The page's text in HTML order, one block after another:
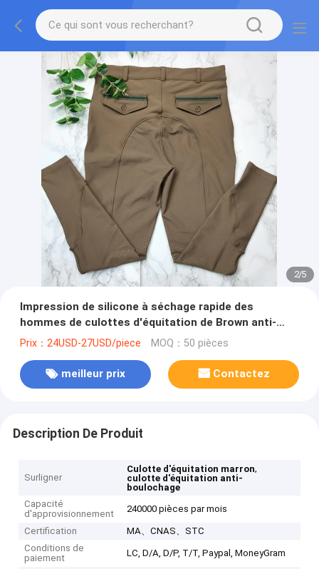
2/5
Impression de silicone à séchage rapide des
hommes de culottes d'équitation de Brown anti-
boulochage
Prix：24USD-27USD/piece MOQ：50 pièces
meilleur prix Contactez
Description De Produit
Surligner
Culotte d'équitation marron,
culotte d'équitation anti-
boulochage
Capacité
d'approvisionnement
240000 pièces par mois
Certification
MA、CNAS、STC
Conditions de
paiement
LC, D/A, D/P, T/T, Paypal, MoneyGram